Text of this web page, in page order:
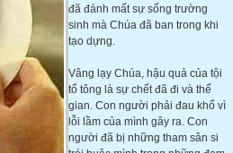
đã đánh mất sự sống trường
sinh mà Chúa đã ban trong khi
tạo dựng.
Vâng lạy Chúa, hậu quả của tội
tổ tông là sự chết đã đi và thế
gian. Con người phải đau khổ vì
lỗi lầm của mình gây ra. Con
người đã bị những tham sân si